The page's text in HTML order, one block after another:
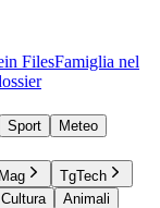
FilesFamiglia nel
Sport
Meteo
TgTech
Cultura
Animali